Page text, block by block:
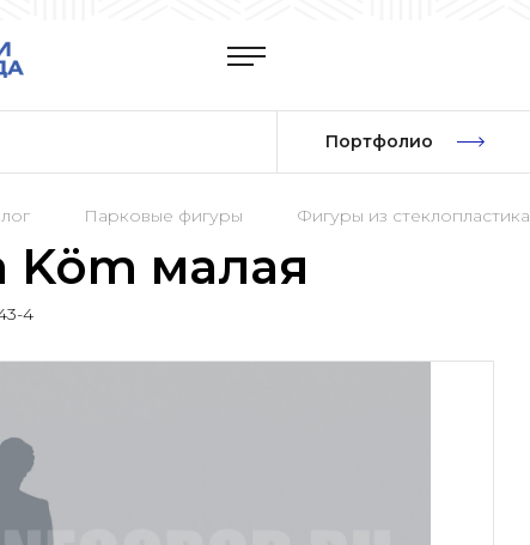
Портфолио
Парковые фигуры Фигуры из стеклопластика
Köm малая
4